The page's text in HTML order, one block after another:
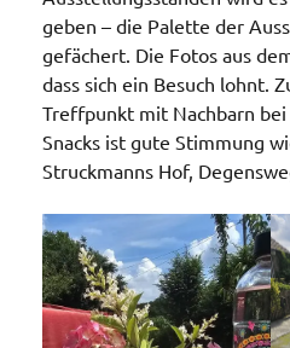
geben – die Palette der
gefächert. Die Fotos aus
dass sich ein Besuch lohnt.
Treffpunkt mit Nachbarn
Snacks ist gute Stimmung
Struckmanns Hof,